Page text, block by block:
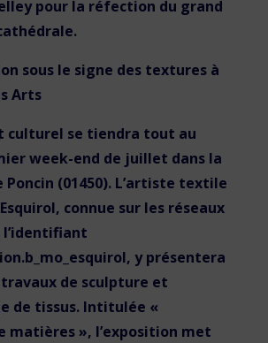
pour la réfection du grand
sous le signe des textures à
Arts
culturel se tiendra tout au
week-end de juillet dans la
Poncin (01450). L’artiste textile
connue sur les réseaux
l’identifiant
y présentera
de sculpture et
de tissus. Intitulée «
matières », l’exposition met